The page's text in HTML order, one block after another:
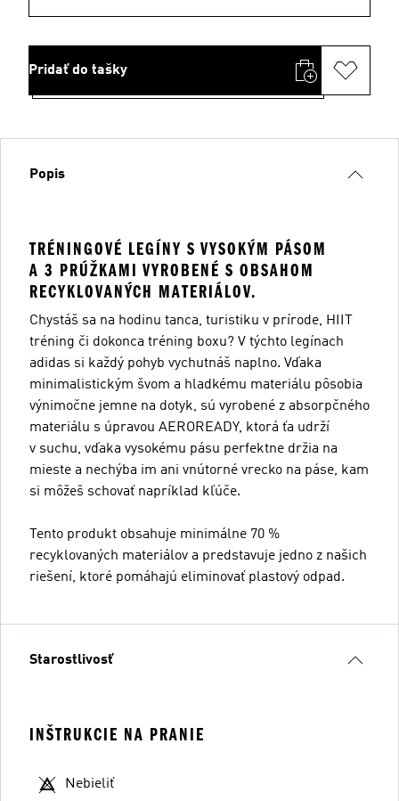
Pridať do tašky
Popis
TRÉNINGOVÉ LEGÍNY S VYSOKÝM PÁSOM
A 3 PRÚŽKAMI VYROBENÉ S OBSAHOM
RECYKLOVANÝCH MATERIÁLOV.
Chystáš sa na hodinu tanca, turistiku v prírode, HIIT
tréning či dokonca tréning boxu? V týchto legínach
adidas si každý pohyb vychutnáš naplno. Vďaka
minimalistickým švom a hladkému materiálu pôsobia
výnimočne jemne na dotyk, sú vyrobené z absorpčného
materiálu s úpravou AEROREADY, ktorá ťa udrží
v suchu, vďaka vysokému pásu perfektne držia na
mieste a nechýba im ani vnútorné vrecko na páse, kam
si môžeš schovať napríklad kľúče.
Tento produkt obsahuje minimálne 70 %
recyklovaných materiálov a predstavuje jedno z našich
riešení, ktoré pomáhajú eliminovať plastový odpad.
Starostlivosť
INŠTRUKCIE NA PRANIE
Nebieliť